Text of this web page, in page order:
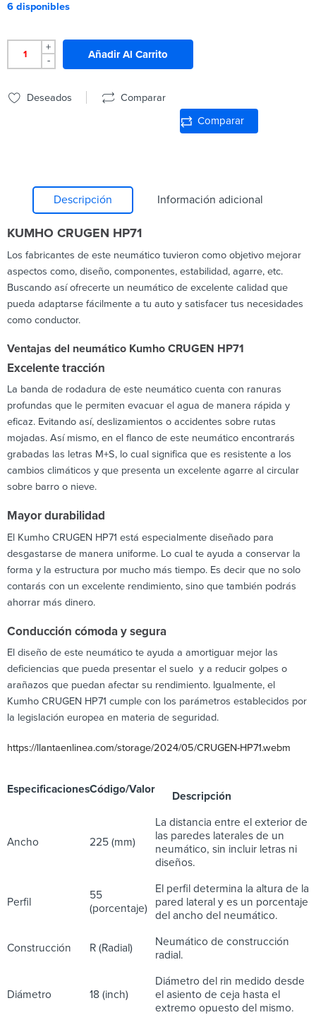
6 disponibles
+
-
Añadir Al Carrito
Deseados Comparar
Comparar
Descripción Información adicional
KUMHO CRUGEN HP71
Los fabricantes de este neumático tuvieron como objetivo mejorar
aspectos como, diseño, componentes, estabilidad, agarre, etc.
Buscando así ofrecerte un neumático de excelente calidad que
pueda adaptarse fácilmente a tu auto y satisfacer tus necesidades
como conductor.
Ventajas del neumático Kumho CRUGEN HP71
Excelente tracción
La banda de rodadura de este neumático cuenta con ranuras
profundas que le permiten evacuar el agua de manera rápida y
eficaz. Evitando así, deslizamientos o accidentes sobre rutas
mojadas. Así mismo, en el flanco de este neumático encontrarás
grabadas las letras M+S, lo cual significa que es resistente a los
cambios climáticos y que presenta un excelente agarre al circular
sobre barro o nieve.
Mayor durabilidad
El Kumho CRUGEN HP71 está especialmente diseñado para
desgastarse de manera uniforme. Lo cual te ayuda a conservar la
forma y la estructura por mucho más tiempo. Es decir que no solo
contarás con un excelente rendimiento, sino que también podrás
ahorrar más dinero.
Conducción cómoda y segura
El diseño de este neumático te ayuda a amortiguar mejor las
deficiencias que pueda presentar el suelo y a reducir golpes o
arañazos que puedan afectar su rendimiento. Igualmente, el
Kumho CRUGEN HP71 cumple con los parámetros establecidos por
la legislación europea en materia de seguridad.
https://llantaenlinea.com/storage/2024/05/CRUGEN-HP71.webm
EspecificacionesCódigo/Valor
Descripción
Ancho 225 (mm)
La distancia entre el exterior de
las paredes laterales de un
neumático, sin incluir letras ni
diseños.
Perfil
55
(porcentaje)
El perfil determina la altura de la
pared lateral y es un porcentaje
del ancho del neumático.
Construcción R (Radial)
Neumático de construcción
radial.
Diámetro 18 (inch)
Diámetro del rin medido desde
el asiento de ceja hasta el
extremo opuesto del mismo.